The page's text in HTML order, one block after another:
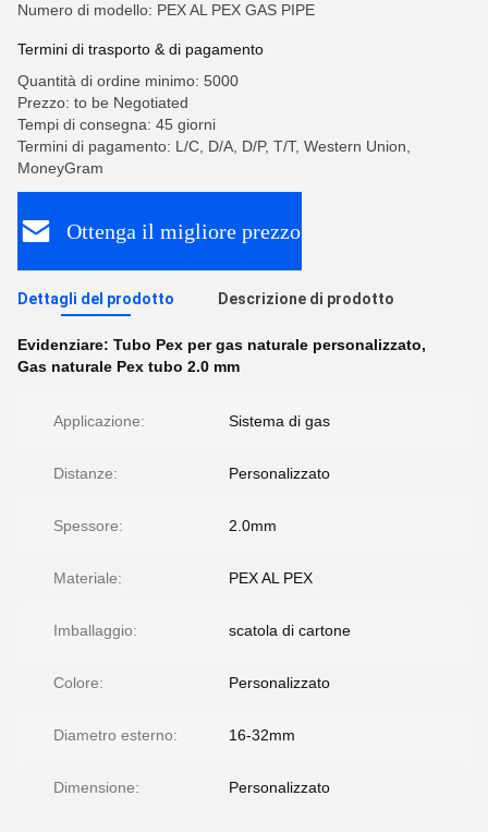
Numero di modello: PEX AL PEX GAS PIPE
Termini di trasporto & di pagamento
Quantità di ordine minimo: 5000
Prezzo: to be Negotiated
Tempi di consegna: 45 giorni
Termini di pagamento: L/C, D/A, D/P, T/T, Western Union,
MoneyGram
Ottenga il migliore prezzo
Dettagli del prodotto Descrizione di prodotto
Evidenziare: Tubo Pex per gas naturale personalizzato,
Gas naturale Pex tubo 2.0 mm
Applicazione: Sistema di gas
Distanze: Personalizzato
Spessore: 2.0mm
Materiale: PEX AL PEX
Imballaggio: scatola di cartone
Colore: Personalizzato
Diametro esterno: 16-32mm
Dimensione: Personalizzato